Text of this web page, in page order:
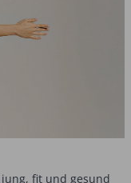
fit und gesund